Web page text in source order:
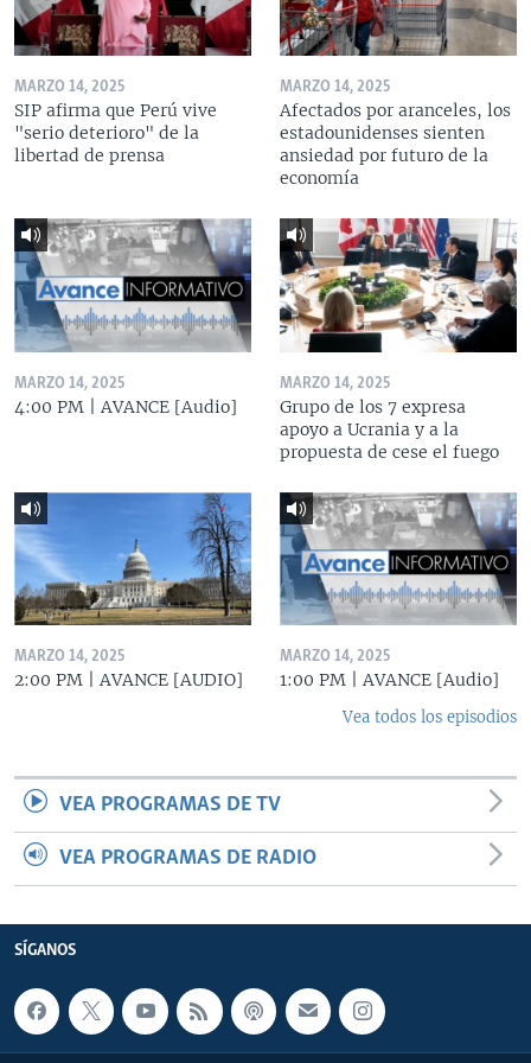
MARZO 14, 2025
SIP afirma que Perú vive
"serio deterioro" de la
libertad de prensa
MARZO 14, 2025
Afectados por aranceles, los
estadounidenses sienten
ansiedad por futuro de la
economía
MARZO 14, 2025
4:00 PM | AVANCE [Audio]
MARZO 14, 2025
Grupo de los 7 expresa
apoyo a Ucrania y a la
propuesta de cese el fuego
MARZO 14, 2025
2:00 PM | AVANCE [AUDIO]
MARZO 14, 2025
1:00 PM | AVANCE [Audio]
Vea todos los episodios
VEA PROGRAMAS DE TV
VEA PROGRAMAS DE RADIO
SÍGANOS